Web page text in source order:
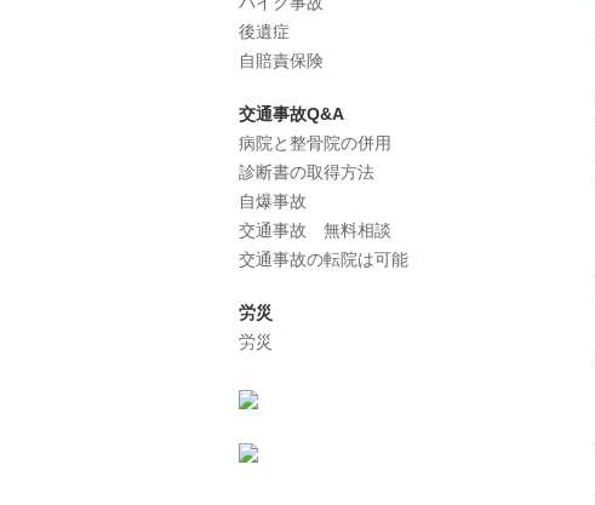
後遺症
自賠責保険
交通事故Q&A
病院と整骨院の併用
診断書の取得方法
自爆事故
交通事故 無料相談
交通事故の転院は可能
労災
労災